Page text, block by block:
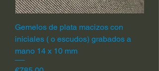
Gemelos de plata macizos con
iniciales ( o escudos) grabados a
mano 14 x 10 mm